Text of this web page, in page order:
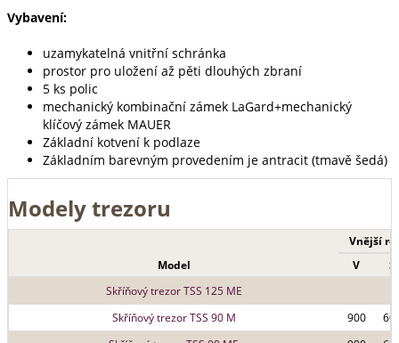
Vybavení:
uzamykatelná vnitřní schránka
prostor pro uložení až pěti dlouhých zbraní
5 ks polic
mechanický kombinační zámek LaGard+mechanický
klíčový zámek MAUER
Základní kotvení k podlaze
Základním barevným provedením je antracit (tmavě šedá)
Modely trezoru
Model
Vnější
V
Š
Skříňový trezor TSS 125 ME
Skříňový trezor TSS 90 M
900